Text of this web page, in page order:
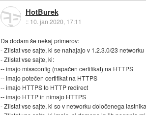
HotBurek
:: 10. jan 2020, 17:11
Da dodam še nekaj primerov:
- Zlistat vse sajte, ki se nahajajo v 1.2.3.0/23 networku
- Zlistat vse sajte, ki:
-- imajo missconfig (napačen certifikat) na HTTPS
-- imajo potečen certifikat na HTTPS
-- imajo HTTPS to HTTP redirect
-- imajo HTTP in nimajo HTTPS
- Zlistat vse sajte, ki so v networku določenega lastnika